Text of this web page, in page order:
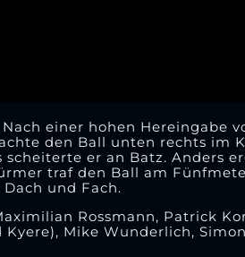
einer hohen Hereingabe
den Ball unten rechts im
er an Batz. Anders
traf den Ball am
und Fach.
Rossmann, Patrick
Mike Wunderlich,